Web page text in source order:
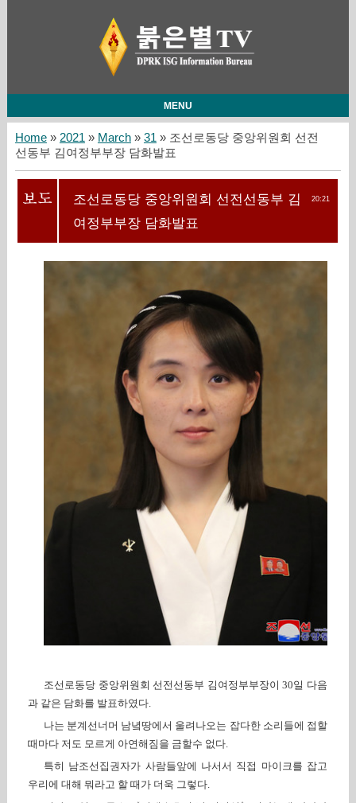
MENU
Home» 2021 » March » 31» 조선로동당 중앙위원회 선전
선동부 김여정부부장 담화발표
20:21
조선로동당 중앙위원회 선전선동부 김
여정부부장 담화발표
조선로동당 중앙위원회 선전선동부 김여정부부장이 30일 다음
과 같은 담화를 발표하였다.
나는 분계선너머 남녘땅에서 울려나오는 잡다한 소리들에 접할
때마다 저도 모르게 아연해짐을 금할수 없다.
특히 남조선집권자가 사람들앞에 나서서 직접 마이크를 잡고
우리에 대해 뭐라고 할 때가 더욱 그렇다.